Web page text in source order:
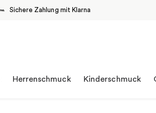
Sichere Zahlung mit Klarna
Herrenschmuck Kinderschmuck